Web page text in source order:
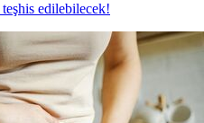
edilebilecek!